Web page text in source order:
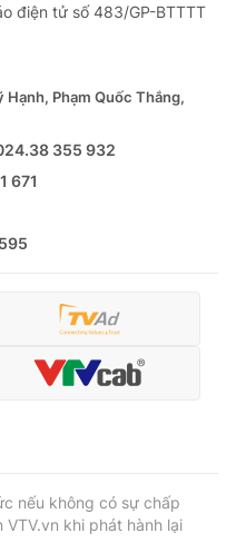
điện tử số 483/GP-BTTTT
Hạnh, Phạm Quốc Thắng,
355 932
671
nếu không có sự chấp
khi phát hành lại